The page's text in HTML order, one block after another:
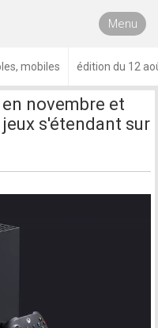
Menu
mobiles édition du 12
novembre et
s'étendant sur